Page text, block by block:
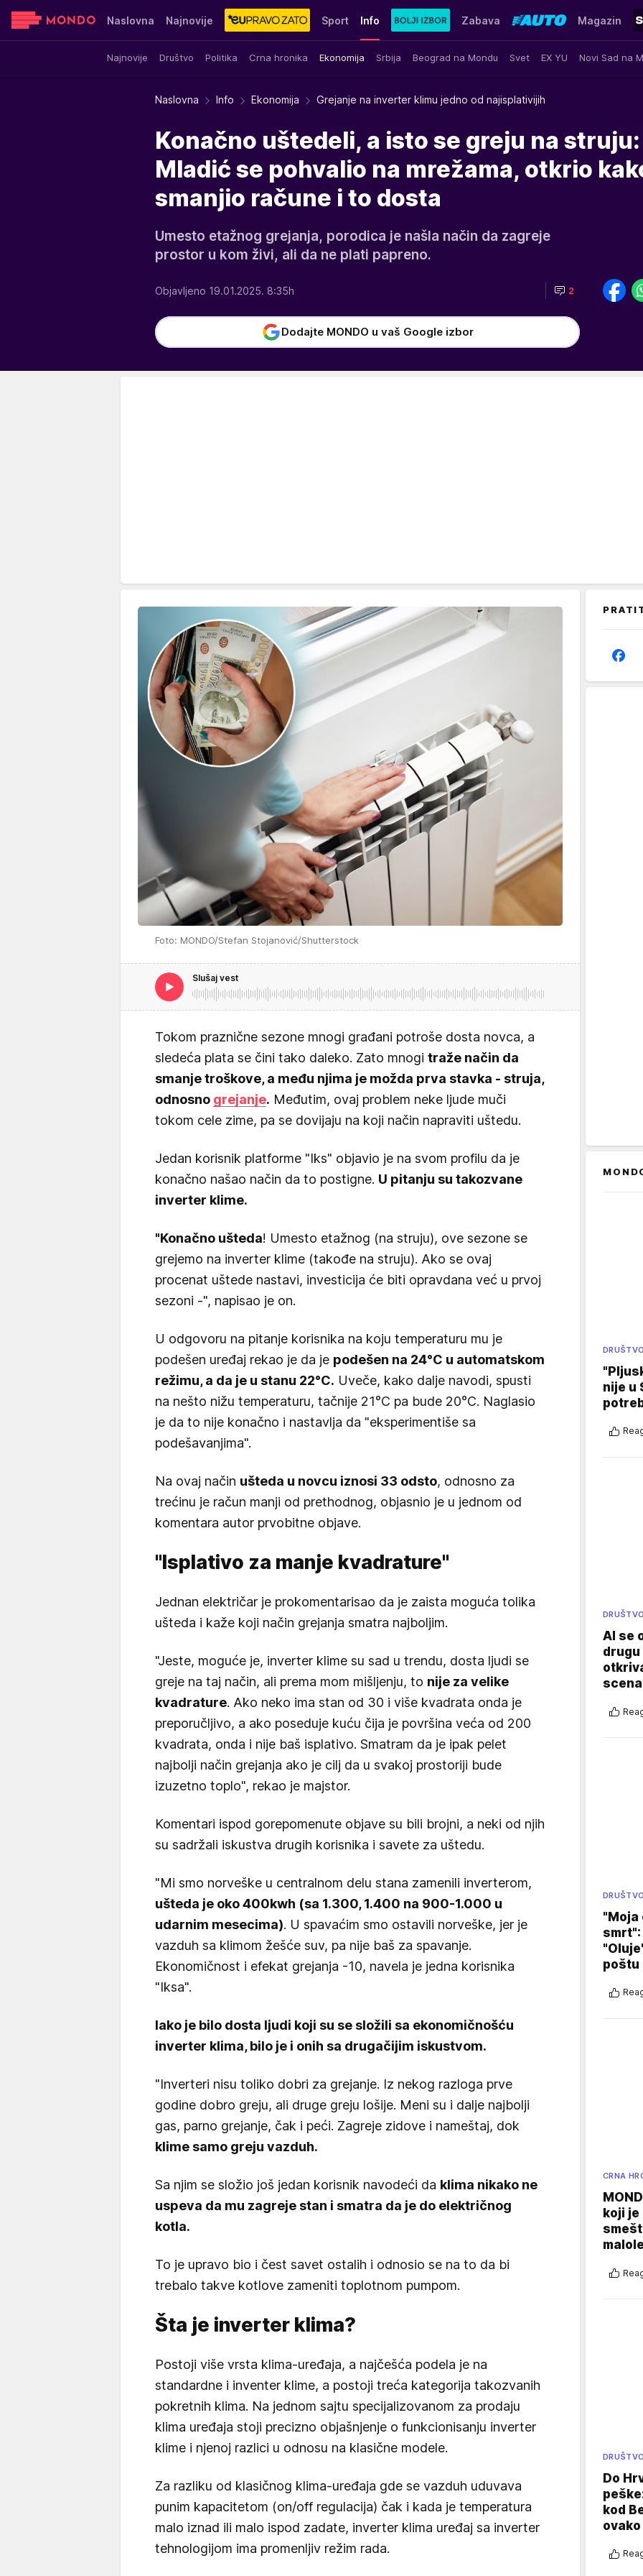
Naslovna Najnovije Sport Info
Najnovije Društvo Politika Crna hronika Ekonomija Srbija Beograd na Mondu Svet EX YU Novi Sad na
Zabava Magazin
Sensa Stvar ukusa Yumama
Naslovna Info Ekonomija Grejanje na inverter klimu jedno od najisplativijih
Konačno uštedeli, a isto se greju na struju:
Mladić se pohvalio na mrežama, otkrio
smanjio račune i to dosta
Umesto etažnog grejanja, porodica je našla način da zagreje
prostor u kom živi, ali da ne plati papreno.
Objavljeno 19.01.2025. 8:35h 2
Dodajte MONDO u vaš Google izbor
Foto: MONDO/Stefan Stojanović/Shutterstock
Slušaj vest
Tokom praznične sezone mnogi građani potroše dosta novca, a
sledeća plata se čini tako daleko. Zato mnogi traže način da
smanje troškove, a među njima je možda prva stavka - struja,
odnosno grejanje. Međutim, ovaj problem neke ljude muči
tokom cele zime, pa se dovijaju na koji način napraviti uštedu.
Jedan korisnik platforme "Iks" objavio je na svom profilu da je
konačno našao način da to postigne. U pitanju su takozvane
inverter klime.
"Konačno ušteda! Umesto etažnog (na struju), ove sezone se
grejemo na inverter klime (takođe na struju). Ako se ovaj
procenat uštede nastavi, investicija će biti opravdana već u prvoj
sezoni -", napisao je on.
U odgovoru na pitanje korisnika na koju temperaturu mu je
podešen uređaj rekao je da je podešen na 24°C u automatskom
režimu, a da je u stanu 22°C. Uveče, kako dalje navodi, spusti
na nešto nižu temperaturu, tačnije 21°C pa bude 20°C. Naglasio
je da to nije konačno i nastavlja da "eksperimentiše sa
podešavanjima".
Na ovaj način ušteda u novcu iznosi 33 odsto, odnosno za
trećinu je račun manji od prethodnog, objasnio je u jednom od
komentara autor prvobitne objave.
"Isplativo za manje kvadrature"
Jednan električar je prokomentarisao da je zaista moguća tolika
ušteda i kaže koji način grejanja smatra najboljim.
"Jeste, moguće je, inverter klime su sad u trendu, dosta ljudi se
greje na taj način, ali prema mom mišljenju, to nije za velike
kvadrature. Ako neko ima stan od 30 i više kvadrata onda je
preporučljivo, a ako poseduje kuću čija je površina veća od 200
kvadrata, onda i nije baš isplativo. Smatram da je ipak pelet
najbolji način grejanja ako je cilj da u svakoj prostoriji bude
izuzetno toplo", rekao je majstor.
Komentari ispod gorepomenute objave su bili brojni, a neki od njih
su sadržali iskustva drugih korisnika i savete za uštedu.
"Mi smo norveške u centralnom delu stana zamenili inverterom,
ušteda je oko 400kwh (sa 1.300, 1.400 na 900-1.000 u
udarnim mesecima). U spavaćim smo ostavili norveške, jer je
vazduh sa klimom žešće suv, pa nije baš za spavanje.
Ekonomičnost i efekat grejanja -10, navela je jedna korisnika
"Iksa".
Iako je bilo dosta ljudi koji su se složili sa ekonomičnošću
inverter klima, bilo je i onih sa drugačijim iskustvom.
"Inverteri nisu toliko dobri za grejanje. Iz nekog razloga prve
godine dobro greju, ali druge greju lošije. Meni su i dalje najbolji
gas, parno grejanje, čak i peći. Zagreje zidove i nameštaj, dok
klime samo greju vazduh.
Sa njim se složio još jedan korisnik navodeći da klima nikako ne
uspeva da mu zagreje stan i smatra da je do električnog
kotla.
To je upravo bio i čest savet ostalih i odnosio se na to da bi
trebalo takve kotlove zameniti toplotnom pumpom.
Šta je inverter klima?
Postoji više vrsta klima-uređaja, a najčešća podela je na
standardne i inventer klime, a postoji treća kategorija takozvanih
pokretnih klima. Na jednom sajtu specijalizovanom za prodaju
klima uređaja stoji precizno objašnjenje o funkcionisanju inverter
klime i njenoj razlici u odnosu na klasične modele.
Za razliku od klasičnog klima-uređaja gde se vazduh uduvava
punim kapacitetom (on/off regulacija) čak i kada je temperatura
malo iznad ili malo ispod zadate, inverter klima uređaj sa inverter
tehnologijom ima promenljiv režim rada.
DRUŠTVO
nije u
DRUŠTVO
AI se
DRUŠTVO
"Moja
poštu
CRNA
koji
DRUŠTVO
Do
kod